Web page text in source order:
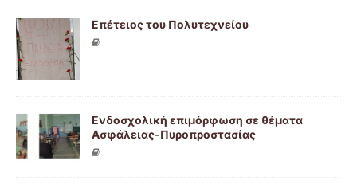
Επέτειος του Πολυτεχνείου
Ενδοσχολική επιμόρφωση σε θέματα
Ασφάλειας-Πυροπροστασίας